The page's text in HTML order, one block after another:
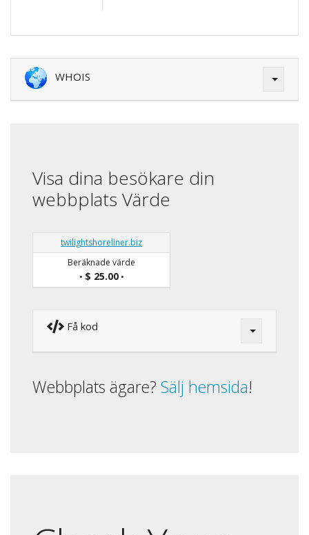
WHOIS
Visa dina besökare din
webbplats Värde
twilightshoreliner.biz
Beräknade värde
• $ 25.00•
Få kod
Webbplats ägare? Sälj hemsida!